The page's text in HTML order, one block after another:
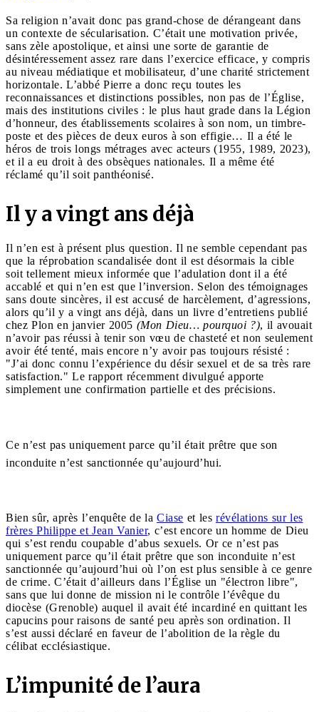
Sa religion n’avait donc pas grand-chose de dérangeant dans
un contexte de sécularisation. C’était une motivation privée,
sans zèle apostolique, et ainsi une sorte de garantie de
désintéressement assez rare dans l’exercice efficace, y compris
au niveau médiatique et mobilisateur, d’une charité strictement
horizontale. L’abbé Pierre a donc reçu toutes les
reconnaissances et distinctions possibles, non pas de l’Église,
mais des institutions civiles : le plus haut grade dans la Légion
d’honneur, des établissements scolaires à son nom, un timbre-
poste et des pièces de deux euros à son effigie… Il a été le
héros de trois longs métrages avec acteurs (1955, 1989, 2023),
et il a eu droit à des obsèques nationales. Il a même été
réclamé qu’il soit panthéonisé.
Il y a vingt ans déjà
Il n’en est à présent plus question. Il ne semble cependant pas
que la réprobation scandalisée dont il est désormais la cible
soit tellement mieux informée que l’adulation dont il a été
accablé et qui n’en est que l’inversion. Selon des témoignages
sans doute sincères, il est accusé de harcèlement, d’agressions,
alors qu’il y a vingt ans déjà, dans un livre d’entretiens publié
chez Plon en janvier 2005 (Mon Dieu… pourquoi ?), il avouait
n’avoir pas réussi à tenir son vœu de chasteté et non seulement
avoir été tenté, mais encore n’y avoir pas toujours résisté :
"J’ai donc connu l’expérience du désir sexuel et de sa très rare
satisfaction." Le rapport récemment divulgué apporte
simplement une confirmation partielle et des précisions.
Ce n’est pas uniquement parce qu’il était prêtre que son
inconduite n’est sanctionnée qu’aujourd’hui.
Bien sûr, après l’enquête de la Ciase et les révélations sur les
frères Philippe et Jean Vanier, c’est encore un homme de Dieu
qui s’est rendu coupable d’abus sexuels. Or ce n’est pas
uniquement parce qu’il était prêtre que son inconduite n’est
sanctionnée qu’aujourd’hui où l’on est plus sensible à ce genre
de crime. C’était d’ailleurs dans l’Église un "électron libre",
sans que lui donne de mission ni le contrôle l’évêque du
diocèse (Grenoble) auquel il avait été incardiné en quittant les
capucins pour raisons de santé peu après son ordination. Il
s’est aussi déclaré en faveur de l’abolition de la règle du
célibat ecclésiastique.
L’impunité de l’aura